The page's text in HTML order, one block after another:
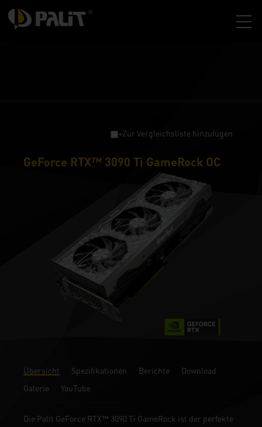
+Zur Vergleichsliste hinzufügen
GeForce RTX™ 3090 Ti GameRock OC
Übersicht Spezifikationen Berichte
Download
Galerie
YouTube
Die Palit GeForce RTX™ 3090 Ti GameRock ist der perfekte